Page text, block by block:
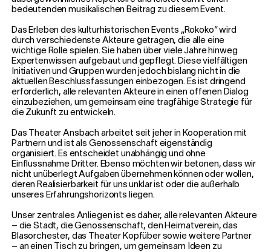
bedeutenden musikalischen Beitrag zu diesem Event.
Das Erleben des kulturhistorischen Events „Rokoko“ wird
durch verschiedenste Akteure getragen, die alle eine
wichtige Rolle spielen. Sie haben über viele Jahre hinweg
Expertenwissen aufgebaut und gepflegt. Diese vielfältigen
Initiativen und Gruppen wurden jedoch bislang nicht in die
aktuellen Beschlussfassungen einbezogen. Es ist dringend
erforderlich, alle relevanten Akteure in einen offenen Dialog
einzubeziehen, um gemeinsam eine tragfähige Strategie für
die Zukunft zu entwickeln.
Das Theater Ansbach arbeitet seit jeher in Kooperation mit
Partnern und ist als Genossenschaft eigenständig
organisiert. Es entscheidet unabhängig und ohne
Einflussnahme Dritter. Ebenso möchten wir betonen, dass wir
nicht unüberlegt Aufgaben übernehmen können oder wollen,
deren Realisierbarkeit für uns unklar ist oder die außerhalb
unseres Erfahrungshorizonts liegen.
Unser zentrales Anliegen ist es daher, alle relevanten Akteure
– die Stadt, die Genossenschaft, den Heimatverein, das
Blasorchester, das Theater Kopfüber sowie weitere Partner
– an einen Tisch zu bringen, um gemeinsam Ideen zu